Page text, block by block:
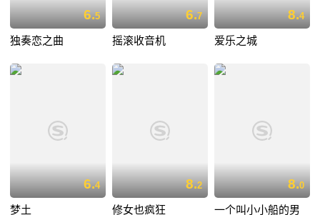
6.5
独奏恋之曲
6.7
摇滚收音机
8.4
爱乐之城
6.4
梦土
8.2
修女也疯狂
8.0
一个叫小小船的男